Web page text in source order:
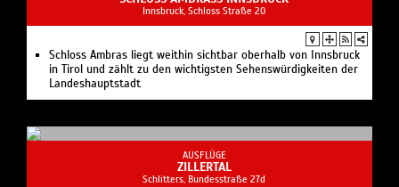
Innsbruck, Schloss Straße 20
Schloss Ambras liegt weithin sichtbar oberhalb von Innsbruck
in Tirol und zählt zu den wichtigsten Sehenswürdigkeiten der
Landeshauptstadt
AUSFLÜGE
ZILLERTAL
Schlitters, Bundesstraße 27d